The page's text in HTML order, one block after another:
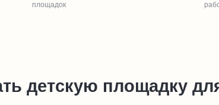
площадок
детскую площадку